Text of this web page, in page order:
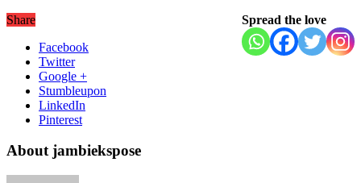
Spread the love
Share
Facebook
Twitter
Google +
Stumbleupon
LinkedIn
Pinterest
About jambiekspose